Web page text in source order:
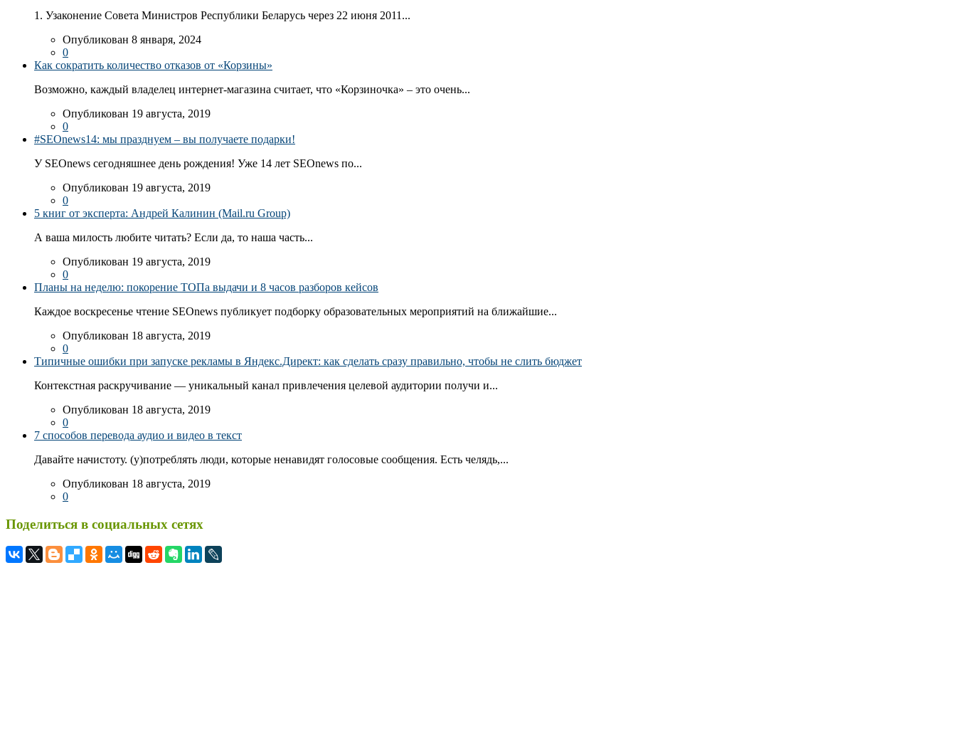
1. Узаконение Совета Министров Республики Беларусь через 22 июня 2011...
Опубликован 8 января, 2024
0
Как сократить количество отказов от «Корзины»
Возможно, каждый владелец интернет-магазина считает, что «Корзиночка» – это очень...
Опубликован 19 августа, 2019
0
#SEOnews14: мы празднуем – вы получаете подарки!
У SEOnews сегодняшнее день рождения! Уже 14 лет SEOnews по...
Опубликован 19 августа, 2019
0
5 книг от эксперта: Андрей Калинин (Mail.ru Group)
А ваша милость любите читать? Если да, то наша часть...
Опубликован 19 августа, 2019
0
Планы на неделю: покорение ТОПа выдачи и 8 часов разборов кейсов
Каждое воскресенье чтение SEOnews публикует подборку образовательных мероприятий на ближайшие...
Опубликован 18 августа, 2019
0
Типичные ошибки при запуске рекламы в Яндекс.Директ: как сделать сразу правильно, чтобы не слить бюджет
Контекстная раскручивание — уникальный канал привлечения целевой аудитории получи и...
Опубликован 18 августа, 2019
0
7 способов перевода аудио и видео в текст
Давайте начистоту. (у)потреблять люди, которые ненавидят голосовые сообщения. Есть челядь,...
Опубликован 18 августа, 2019
0
Поделиться в социальных сетях